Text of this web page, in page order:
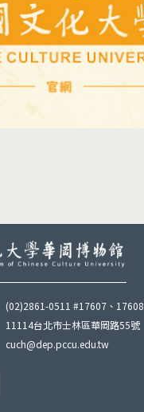
(02)2861-0511 #17607、17608
11114台北市士林區華岡路55號
cuch@dep.pccu.edu.tw